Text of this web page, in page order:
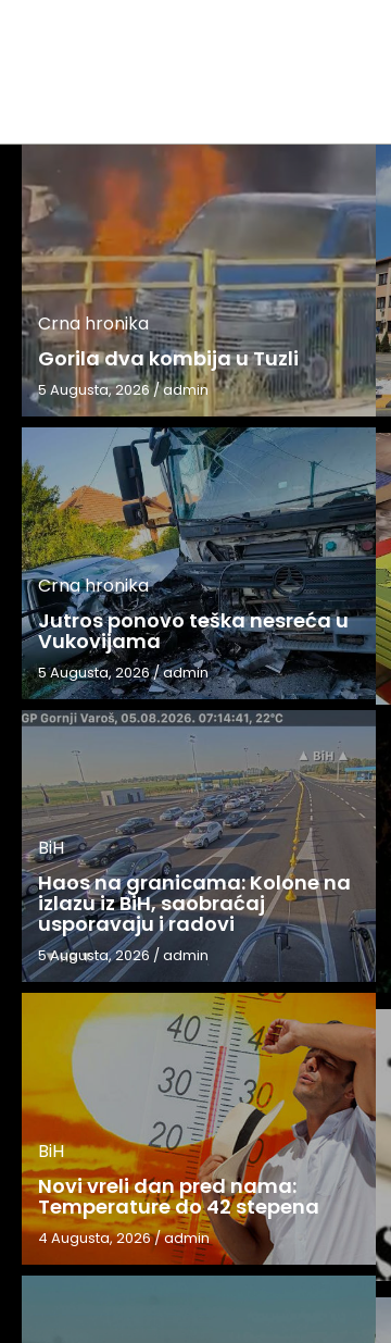
Crna hronika
Gorila dva kombija u Tuzli
5 Augusta, 2026/admin
Crna hronika
Jutros ponovo teška nesreća u
Vukovijama
5 Augusta, 2026/admin
BiH
Haos na granicama: Kolone na
izlazu iz BiH, saobraćaj
usporavaju i radovi
5 Augusta, 2026 /admin
BiH
Novi vreli dan pred nama:
Temperature do 42 stepena
4 Augusta, 2026/admin